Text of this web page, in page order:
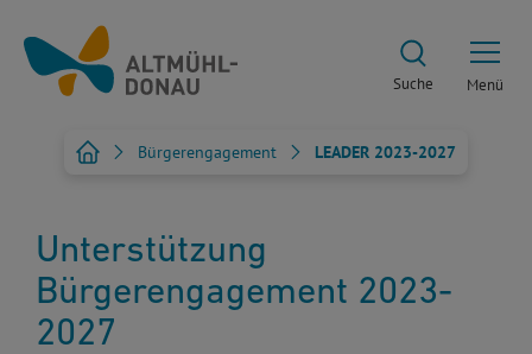
Suche Menü
LEADER 2023-2027
Bürgerengagement
Unterstützung
Bürgerengagement 2023-
2027